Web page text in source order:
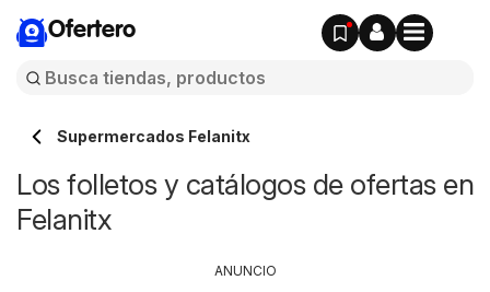
Ofertero
Supermercados Felanitx
Los folletos y catálogos de ofertas en
Felanitx
ANUNCIO